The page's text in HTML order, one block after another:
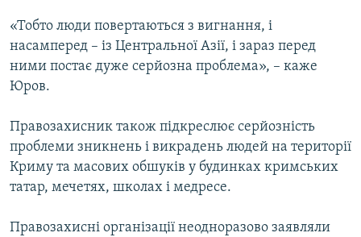
«Тобто люди повертаються з вигнання, і
насамперед – із Центральної Азії, і зараз перед
ними постає дуже серйозна проблема», – каже
Юров.
Правозахисник також підкреслює серйозність
проблеми зникнень і викрадень людей на території
Криму та масових обшуків у будинках кримських
татар, мечетях, школах і медресе.
Правозахисні організації неодноразово заявляли